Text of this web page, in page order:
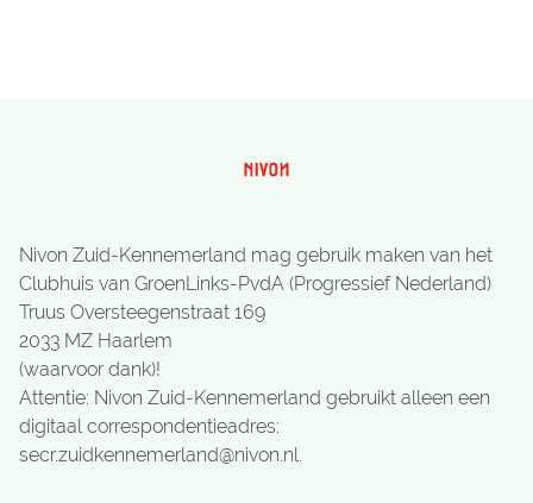
Nivon Zuid-Kennemerland mag gebruik maken van het
Clubhuis van GroenLinks-PvdA (Progressief Nederland)
Truus Oversteegenstraat 169
2033 MZ Haarlem
(waarvoor dank)!
Attentie: Nivon Zuid-Kennemerland gebruikt alleen een
digitaal correspondentieadres:
secr.zuidkennemerland@nivon.nl.